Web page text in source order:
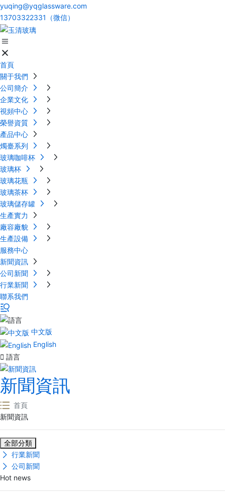
yuqing@yqglassware.com
13703322331（微信）
首頁
關于我們
公司簡介
企業文化
視頻中心
榮譽資質
產品中心
燭臺系列
玻璃咖啡杯
玻璃杯
玻璃花瓶
玻璃茶杯
玻璃儲存罐
生產實力
廠容廠貌
生產設備
服務中心
新聞資訊
公司新聞
行業新聞
聯系我們
中文版
English
 語言
新聞資訊
首頁
新聞資訊
全部分類
行業新聞
公司新聞
Hot news